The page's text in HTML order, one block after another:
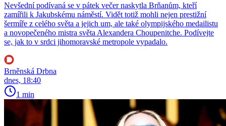
Nevšední podívaná se v pátek večer naskytla Brňanům, kteří
zamířili k Jakubskému náměstí. Vidět totiž mohli nejen prestižní
šermíře z celého světa a jejich um, ale také olympijského medailistu
a novopečeného mistra světa Alexandera Choupenitche. Podívejte
se, jak to v srdci jihomoravské metropole vypadalo.
Brněnská Drbna
dnes, 18:40
1 min